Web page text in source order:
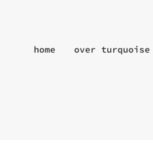
home over turquoise